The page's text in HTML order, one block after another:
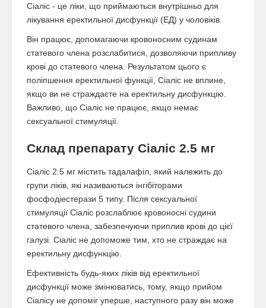
Сіаліс - це ліки, що приймаються внутрішньо для
лікування еректильної дисфункції (ЕД) у чоловіків.
Він працює, допомагаючи кровоносним судинам
статевого члена розслабитися, дозволяючи припливу
крові до статевого члена. Результатом цього є
поліпшення еректильної функції, Сіаліс не вплине,
якщо ви не страждаєте на еректильну дисфункцію.
Важливо, що Сіаліс не працює, якщо немає
сексуальної стимуляції.
Склад препарату Сіаліс 2.5 мг
Сіаліс 2.5 мг містить тадалафіл, який належить до
групи ліків, які називаються інгібіторами
фосфодіестерази 5 типу. Після сексуальної
стимуляції Сіаліс розслаблює кровоносні судини
статевого члена, забезпечуючи приплив крові до цієї
галузі. Сіаліс не допоможе тим, хто не страждає на
еректильну дисфункцію.
Ефективність будь-яких ліків від еректильної
дисфункції може змінюватись, тому, якщо прийом
Сіалісу не допоміг уперше, наступного разу він може